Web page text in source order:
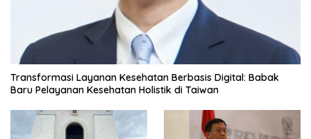
Transformasi Layanan Kesehatan Berbasis Digital: Babak
Baru Pelayanan Kesehatan Holistik di Taiwan